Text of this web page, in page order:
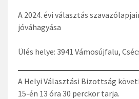
A 2024. évi választás
jóváhagyása
Ülés helye: 3941 Vámosújfalu,
A Helyi Választási Bizottság
15-én 13 óra 30 perckor tarja.